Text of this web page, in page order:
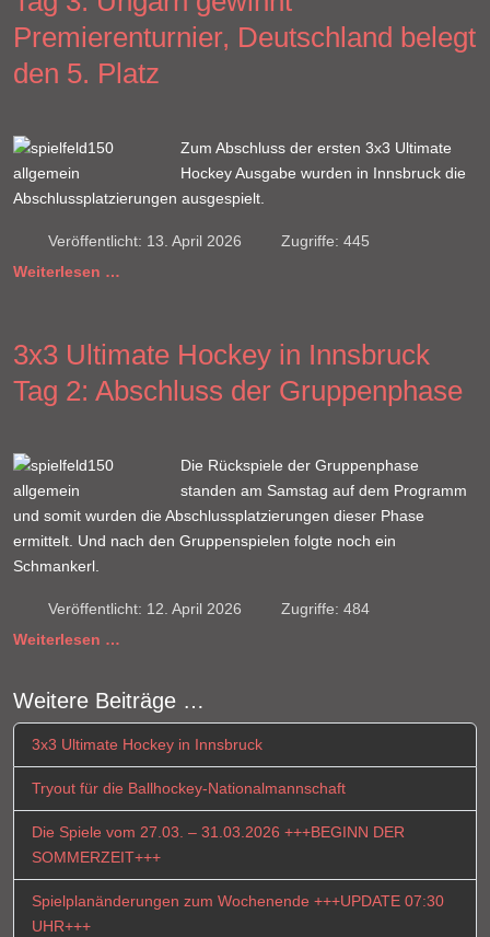
Premierenturnier, Deutschland belegt
den 5. Platz
Zum Abschluss der ersten 3x3 Ultimate
Hockey Ausgabe wurden in Innsbruck die
Abschlussplatzierungen ausgespielt.
Veröffentlicht: 13. April 2026
Zugriffe: 445
Weiterlesen …
3x3 Ultimate Hockey in Innsbruck
Tag 2: Abschluss der Gruppenphase
Die Rückspiele der Gruppenphase
standen am Samstag auf dem Programm
und somit wurden die Abschlussplatzierungen dieser Phase
ermittelt. Und nach den Gruppenspielen folgte noch ein
Schmankerl.
Veröffentlicht: 12. April 2026
Zugriffe: 484
Weiterlesen …
Weitere Beiträge …
3x3 Ultimate Hockey in Innsbruck
Tryout für die Ballhockey-Nationalmannschaft
Die Spiele vom 27.03. – 31.03.2026 +++BEGINN DER
SOMMERZEIT+++
Spielplanänderungen zum Wochenende +++UPDATE 07:30
UHR+++